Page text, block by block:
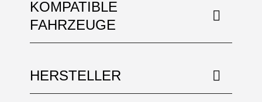
KOMPATIBLE
FAHRZEUGE
HERSTELLER